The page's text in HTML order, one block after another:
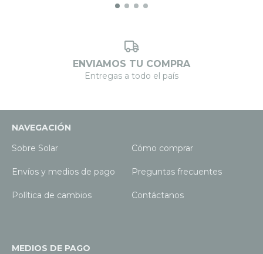
ENVIAMOS TU COMPRA
Entregas a todo el país
NAVEGACIÓN
Sobre Solar
Cómo comprar
Envíos y medios de pago Preguntas frecuentes
Política de cambios Contáctanos
MEDIOS DE PAGO